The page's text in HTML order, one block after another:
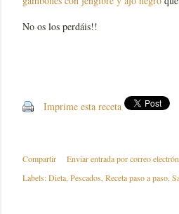
No os los perdáis!!
Imprime esta receta
Compartir
Enviar entrada por correo
Labels:Dieta Pescados Receta paso a paso